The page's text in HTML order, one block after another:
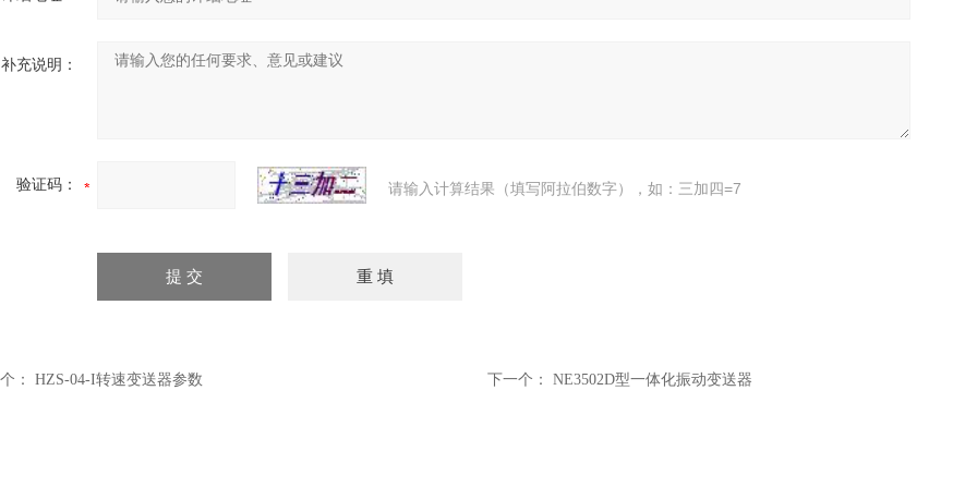
补充说明：
验证码： 请输入计算结果（填写阿拉伯数字），如：三加四=7
： HZS-04-I转速变送器参数 下一个： NE3502D型一体化振动变送器